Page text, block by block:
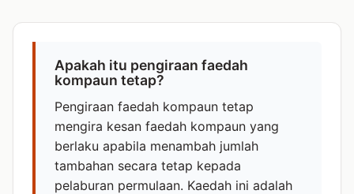
Apakah itu pengiraan faedah
kompaun tetap?
Pengiraan faedah kompaun tetap
mengira kesan faedah kompaun yang
berlaku apabila menambah jumlah
tambahan secara tetap kepada
pelaburan permulaan. Kaedah ini adalah